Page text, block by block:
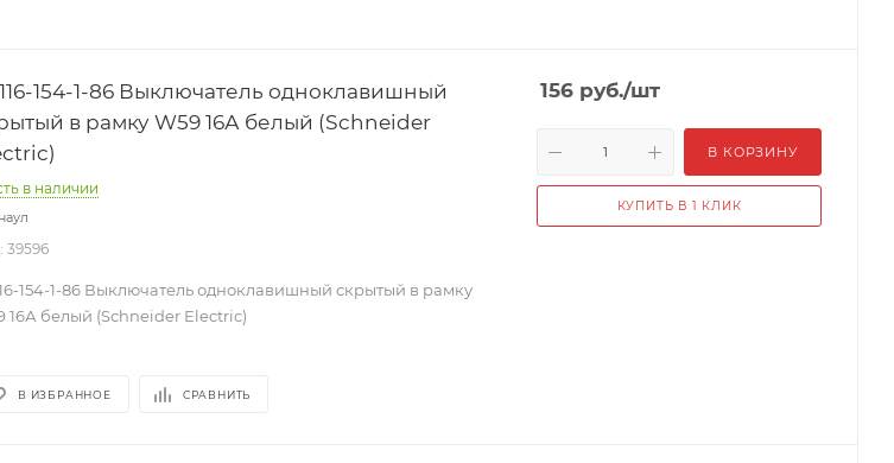
154-1-86 Выключатель одноклавишный
в рамку W59 16А белый (Schneider
в наличии
39596
154-1-86 Выключатель одноклавишный скрытый в рамку
16А белый (Schneider Electric)
В ИЗБРАННОЕ СРАВНИТЬ
156 руб./шт
В КОРЗИНУ
КУПИТЬ В 1 КЛИК